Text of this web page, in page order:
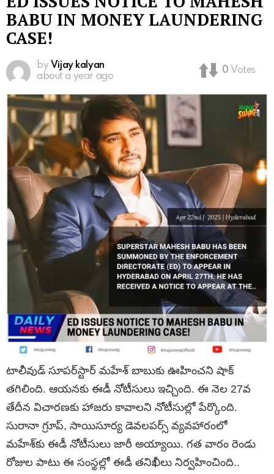
BABU IN MONEY LAUNDERING
CASE!
by Vijay kalyan
about a year ago
0 Votes
టాలీవుడ్ సూప‌ర్‌స్టార్‌ మహేశ్‌ బాబుకు ఊహించని షాక్
తగిలింది. ఆయ‌న‌కు ఈడీ నోటీసులు ఇచ్చింది. ఈ నెల 27వ
తేదీన విచార‌ణ‌కు హాజరు కావాల‌ని నోటీసుల్లో పేర్కొంది.
సురానా గ్రూప్‌, సాయిసూర్య డెవలపర్స్ వ్యవహారంలో
మహేశ్‌కు ఈడీ నోటీసులు జారీ అయ్యాయి. గత వారం రెండు
రోజుల పాటు ఈ సంస్థ‌ల్లో ఈడీ త‌నిఖీలు నిర్వహించింది..